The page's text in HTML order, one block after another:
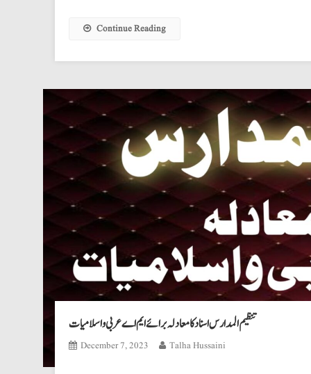
Continue Reading
تنظیم المدارس اسناد کامعادلہ برائے ایم اے عربی واسلامیات
December 7, 2023 Talha Hussaini